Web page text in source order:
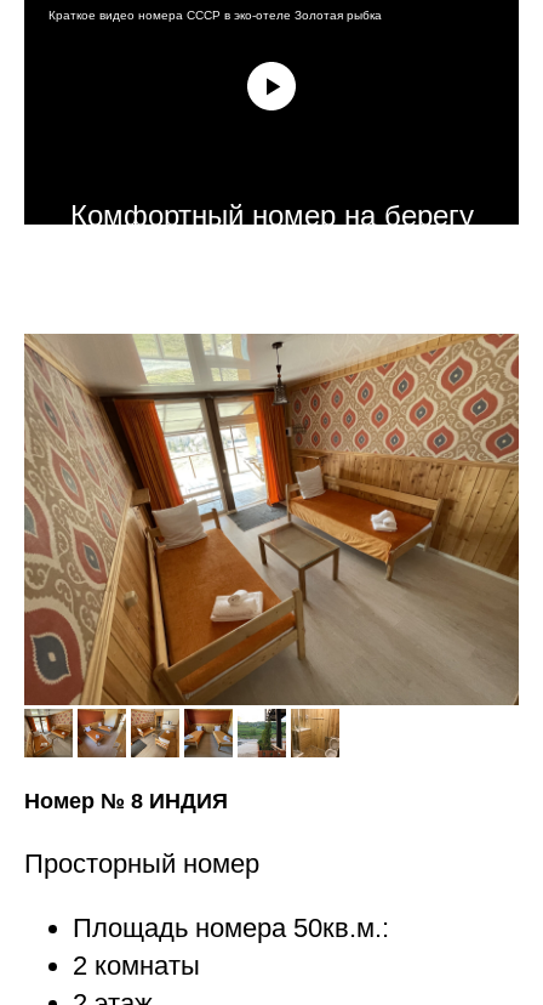
Комфортный номер на берегу
Краткое видео номера СССР в эко-отеле Золотая рыбка
Номер № 8 ИНДИЯ
Просторный номер
Площадь номера 50кв.м.:
2 комнаты